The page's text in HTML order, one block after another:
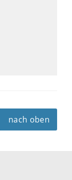
nach oben